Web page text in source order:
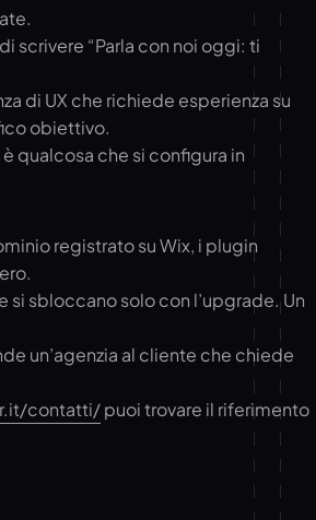
scrivere “Parla con noi oggi: ti
di UX che richiede esperienza su
obiettivo.
qualcosa che si configura in
registrato su Wix, i plugin
sbloccano solo con l’upgrade. Un
un’agenzia al cliente che chiede
contatti/puoi trovare il riferimento